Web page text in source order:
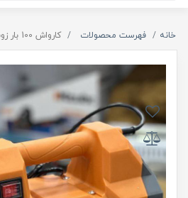
خانه فهرست محصولات کارواش 100 بار زوبر مدل KHPW_1280N اصلی